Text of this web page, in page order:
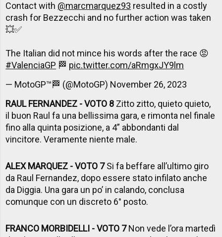
Contact with @marcmarquez93 resulted in a costly
crash for Bezzecchi and no further action was taken
💥✅
The Italian did not mince his words after the race 😡
#ValenciaGP 🏁 pic.twitter.com/aRmgxJY9lm
— MotoGP™🏁 (@MotoGP) November 26, 2023
RAUL FERNANDEZ - VOTO 8 Zitto zitto, quieto quieto,
il buon Raul fa una bellissima gara, e rimonta nel finale
fino alla quinta posizione, a 4” abbondanti dal
vincitore. Veramente niente male.
ALEX MARQUEZ - VOTO 7Si fa beffare all’ultimo giro
da Raul Fernandez, dopo essere stato infilato anche
da Diggia. Una gara un po’ in calando, conclusa
comunque con un discreto 6° posto.
FRANCO MORBIDELLI - VOTO 7Non vede l’ora martedì